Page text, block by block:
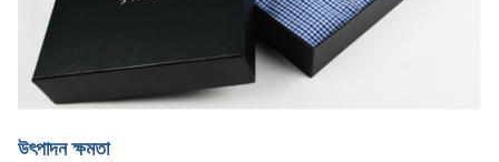
উৎপাদন ক্ষমতা